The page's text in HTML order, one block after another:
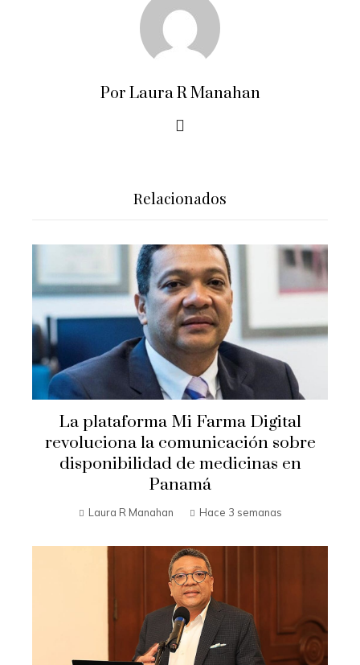
Por Laura R Manahan
Relacionados
La plataforma Mi Farma Digital
revoluciona la comunicación sobre
disponibilidad de medicinas en
Panamá
Laura R Manahan Hace 3 semanas